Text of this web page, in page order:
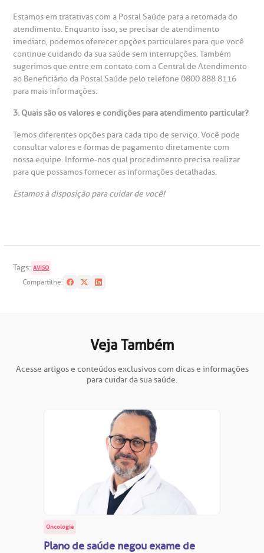
Saiba mais
Endereço:
R. Martiniano de Carvalho, 965
CEP: 01323-001 | Bela Vista
a BP
Conosco
de Bioética
Centro de Doenças Autoimunes
Cirurgia
e perdidos
Estamos em tratativas com a Postal Saúde para a retomada do
atendimento. Enquanto isso, se precisar de atendimento
imediato, podemos oferecer opções particulares para que você
continue cuidando da sua saúde sem interrupções. Também
sugerimos que entre em contato com a Central de Atendimento
ao Beneficiário da Postal Saúde pelo telefone 0800 888 8116
para mais informações.
3. Quais são os valores e condições para atendimento particular?
Temos diferentes opções para cada tipo de serviço. Você pode
consultar valores e formas de pagamento diretamente com
nossa equipe. Informe-nos qual procedimento precisa realizar
para que possamos fornecer as informações detalhadas.
Estamos à disposição para cuidar de você!
Tags: AVISO
Compartilhe:
Veja Também
Acesse artigos e conteúdos exclusivos com dicas e informações
para cuidar da sua saúde.
Oncologia
Plano de saúde negou exame de